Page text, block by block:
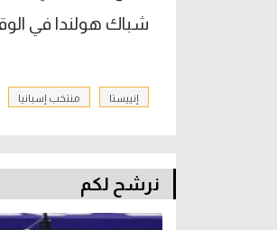
شباك هولندا في
إنييستا منتخب إسبانيا
نرشح لكم